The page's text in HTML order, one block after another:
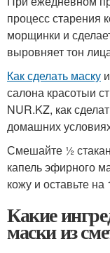
процесс старения
морщинки и
выровняет тон
Как сделать маску
салона красотыи
NUR.KZ, как
домашних
Смешайте ½
капель эфирного
кожу и оставьте
Какие
маски из